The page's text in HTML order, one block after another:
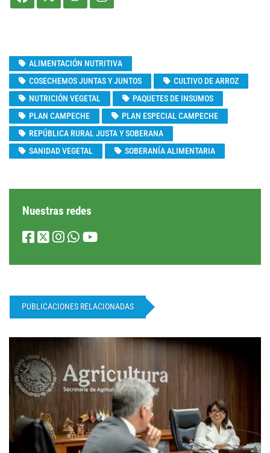
ALIMENTACIÓN NUTRITIVA
COSECHEMOS JUNTAS Y JUNTOS
CULTIVO DE ARROZ
NUTRICIÓN VEGETAL
PAQUETES DE INSUMOS
PLAN CAMPECHE
PLAN ESPECIAL CAMPECHE
REPÚBLICA RURAL JUSTA Y SOBERANA
SANIDAD VEGETAL
SOBERANÍA ALIMENTARIA
Nuestras redes
PUBLICACIONES RELACIONADAS